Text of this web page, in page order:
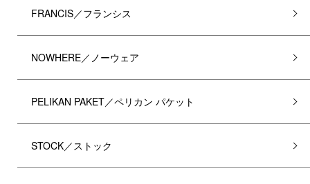
FRANCIS／フランシス
NOWHERE／ノーウェア
PELIKAN PAKET／ペリカン パケット
STOCK／ストック